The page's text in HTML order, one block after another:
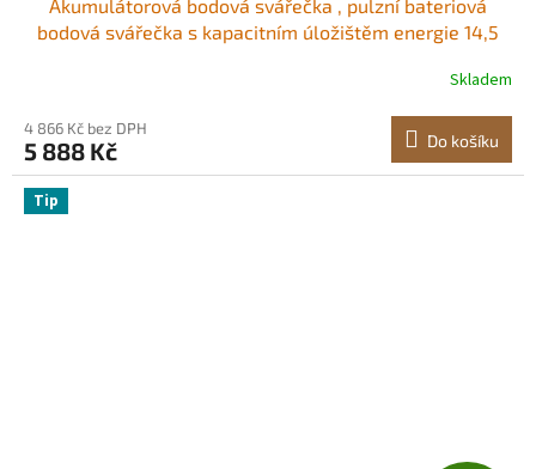
Akumulátorová bodová svářečka , pulzní bateriová
bodová svářečka s kapacitním úložištěm energie 14,5
svařovacím zařízením 801D a 2 svařovacími režimy pro
Skladem
4 866 Kč bez DPH
5 888 Kč Do košíku
Tip